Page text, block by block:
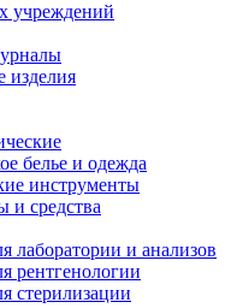
учреждений
изделия
белье и одежда
инструменты
и средства
лаборатории и анализов
рентгенологии
стерилизации